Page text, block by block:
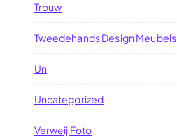
Trouw
Tweedehands Design Meubels
Un
Uncategorized
Verweij Foto